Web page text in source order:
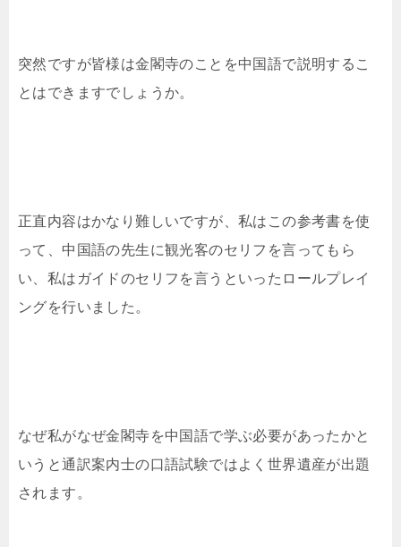
突然ですが皆様は金閣寺のことを中国語で説明するこ
とはできますでしょうか。
正直内容はかなり難しいですが、私はこの参考書を使
って、中国語の先生に観光客のセリフを言ってもら
い、私はガイドのセリフを言うといったロールプレイ
ングを行いました。
なぜ私がなぜ金閣寺を中国語で学ぶ必要があったかと
いうと通訳案内士の口語試験ではよく世界遺産が出題
されます。